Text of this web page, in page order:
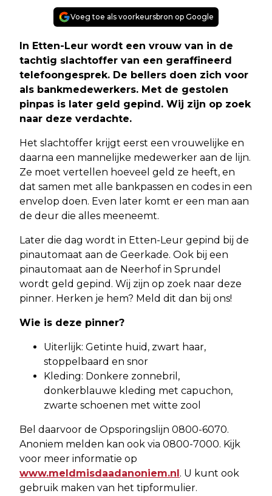
Voeg toe als voorkeursbron op Google
In Etten-Leur wordt een vrouw van in de
tachtig slachtoffer van een geraffineerd
telefoongesprek. De bellers doen zich voor
als bankmedewerkers. Met de gestolen
pinpas is later geld gepind. Wij zijn op zoek
naar deze verdachte.
Het slachtoffer krijgt eerst een vrouwelijke en
daarna een mannelijke medewerker aan de lijn.
Ze moet vertellen hoeveel geld ze heeft, en
dat samen met alle bankpassen en codes in een
envelop doen. Even later komt er een man aan
de deur die alles meeneemt.
Later die dag wordt in Etten-Leur gepind bij de
pinautomaat aan de Geerkade. Ook bij een
pinautomaat aan de Neerhof in Sprundel
wordt geld gepind. Wij zijn op zoek naar deze
pinner. Herken je hem? Meld dit dan bij ons!
Wie is deze pinner?
Uiterlijk: Getinte huid, zwart haar,
stoppelbaard en snor
Kleding: Donkere zonnebril,
donkerblauwe kleding met capuchon,
zwarte schoenen met witte zool
Bel daarvoor de Opsporingslijn 0800-6070.
Anoniem melden kan ook via 0800-7000. Kijk
voor meer informatie op
www.meldmisdaadanoniem.nl . U kunt ook
gebruik maken van het tipformulier.